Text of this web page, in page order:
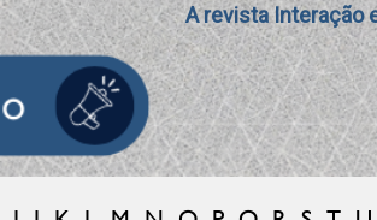
acaba de publicar seu número
Leia mais